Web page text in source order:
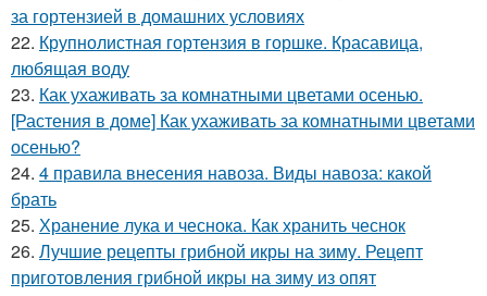
за гортензией в домашних условиях
22. Крупнолистная гортензия в горшке. Красавица,
любящая воду
23. Как ухаживать за комнатными цветами осенью.
[Растения в доме] Как ухаживать за комнатными цветами
осенью?
24. 4 правила внесения навоза. Виды навоза: какой
брать
25. Хранение лука и чеснока. Как хранить чеснок
26. Лучшие рецепты грибной икры на зиму. Рецепт
приготовления грибной икры на зиму из опят